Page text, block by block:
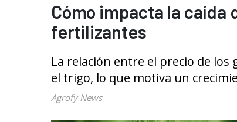
Cómo impacta la caída
fertilizantes
La relación entre el precio de
el trigo, lo que motiva un
Agrofy News